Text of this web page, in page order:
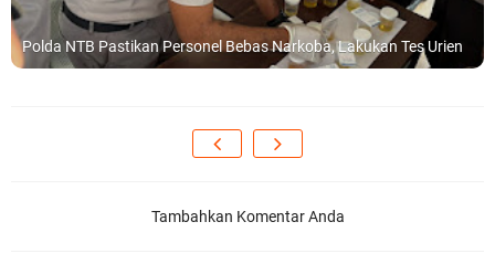
Polda NTB Pastikan Personel Bebas Narkoba, Lakukan Tes Urien
Tambahkan Komentar Anda